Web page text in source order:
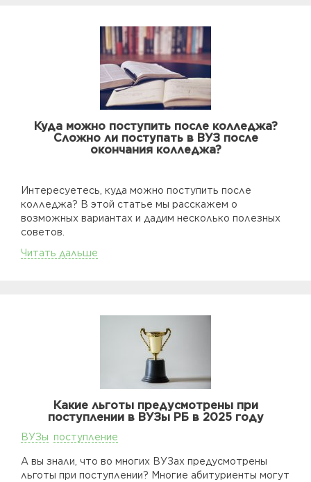
Куда можно поступить после колледжа?
Сложно ли поступать в ВУЗ после
окончания колледжа?
Интересуетесь, куда можно поступить после
колледжа? В этой статье мы расскажем о
возможных вариантах и дадим несколько полезных
советов.
Читать дальше
Какие льготы предусмотрены при
поступлении в ВУЗы РБ в 2025 году
ВУЗы поступление
А вы знали, что во многих ВУЗах предусмотрены
льготы при поступлении? Многие абитуриенты могут